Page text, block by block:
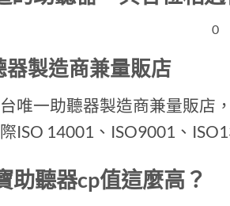
0
器製造商兼量販店
唯一助聽器製造商兼量販店
ISO 14001、ISO9001、
助聽器cp值這麼高？